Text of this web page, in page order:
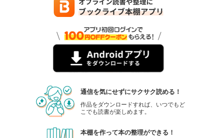
通信を気にせずにサクサク読める！
作品をダウンロードすれば、いつでもど
こでも読書が楽しめます。
本棚を作って本の整理ができる！